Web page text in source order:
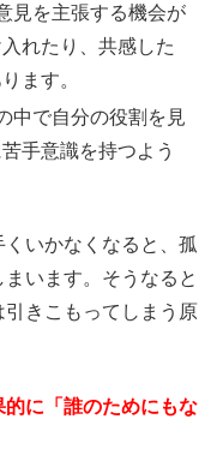
見を主張する機会が
れたり、共感した
ます。
中で自分の役割を見
手意識を持つよう
いかなくなると、孤
います。そうなると
きこもってしまう原
的に「誰のためにもな